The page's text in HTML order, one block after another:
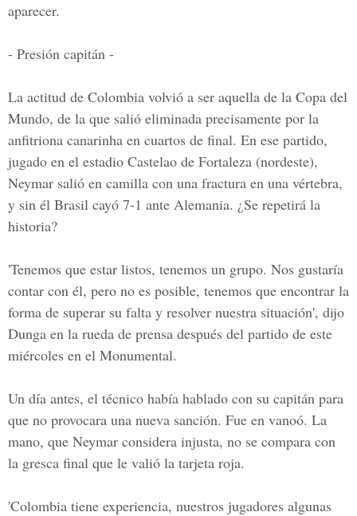
aparecer.
- Presión capitán -
La actitud de Colombia volvió a ser aquella de la Copa del
Mundo, de la que salió eliminada precisamente por la
anfitriona canarinha en cuartos de final. En ese partido,
jugado en el estadio Castelao de Fortaleza (nordeste),
Neymar salió en camilla con una fractura en una vértebra,
y sin él Brasil cayó 7-1 ante Alemania. ¿Se repetirá la
historia?
'Tenemos que estar listos, tenemos un grupo. Nos gustaría
contar con él, pero no es posible, tenemos que encontrar la
forma de superar su falta y resolver nuestra situación', dijo
Dunga en la rueda de prensa después del partido de este
miércoles en el Monumental.
Un día antes, el técnico había hablado con su capitán para
que no provocara una nueva sanción. Fue en vanoó. La
mano, que Neymar considera injusta, no se compara con
la gresca final que le valió la tarjeta roja.
'Colombia tiene experiencia, nuestros jugadores algunas